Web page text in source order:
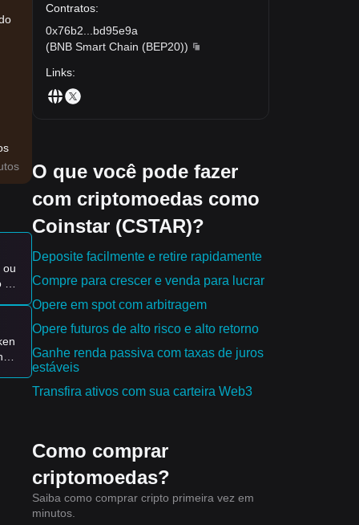
ou
Contratos:
0x76b2
bd95e9a
(BNB Smart Chain (BEP20))
Links:
O que você pode fazer
com criptomoedas como
Coinstar (CSTAR)?
Deposite facilmente e retire rapidamente
Compre para crescer e venda para lucrar
Opere em spot com arbitragem
Opere futuros de alto risco e alto retorno
Ganhe renda passiva com taxas de juros
estáveis
Transfira ativos com sua carteira Web3
Como comprar
criptomoedas?
Saiba como comprar cripto primeira vez em
minutos.